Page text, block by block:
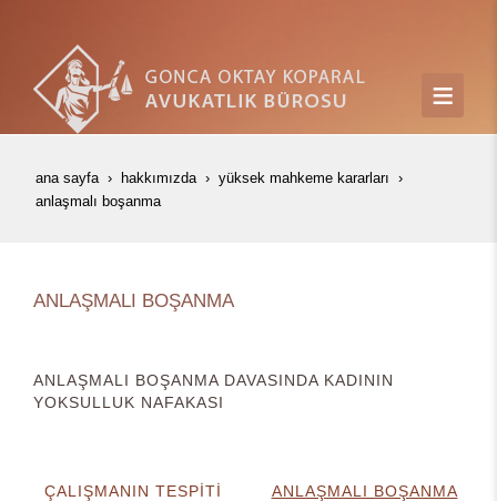
ana sayfa hakkımızda
yüksek mahkeme kararları
anlaşmali boşanma
ANLAŞMALI BOŞANMA
ANLAŞMALI BOŞANMA DAVASINDA KADININ
YOKSULLUK NAFAKASI
ÇALIŞMANIN TESPİTİ ANLAŞMALI BOŞANMA